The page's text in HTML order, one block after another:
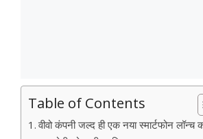
Table of Contents
वीवो कंपनी जल्द ही एक नया स्मार्टफोन लॉन्च